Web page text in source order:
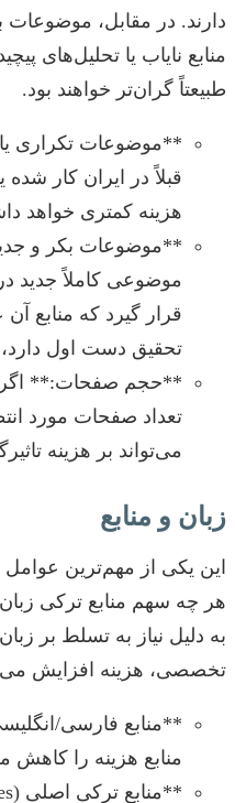
دارند. در مقابل، موضوعات
منابع نایاب یا تحلیل‌های
طبیعتاً گران‌تر خواهند بود.
**موضوعات تکراری
قبلاً در ایران کار شده
هزینه کمتری خواهد
**موضوعات بکر و
موضوعی کاملاً جدید
قرار گیرد که منابع
تحقیق دست اول دارد،
**حجم صفحات:**
تعداد صفحات مورد
می‌تواند بر هزینه
زبان و منابع
این یکی از مهم‌ترین
هر چه سهم منابع ترکی
به دلیل نیاز به تسلط بر
تخصصی، هزینه افزایش
**منابع فارسی/
منابع هزینه را کاهش